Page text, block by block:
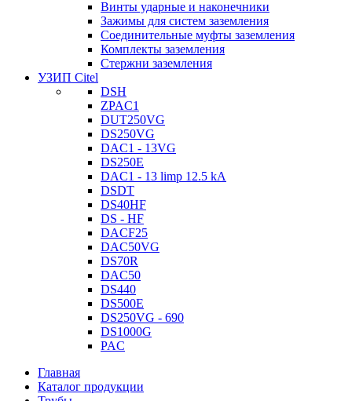
Винты ударные и наконечники
Зажимы для систем заземления
Соединительные муфты заземления
Комплекты заземления
Стержни заземления
УЗИП Citel
DSH
ZPAC1
DUT250VG
DS250VG
DAC1 - 13VG
DS250E
DAC1 - 13 limp 12.5 kA
DSDT
DS40HF
DS - HF
DACF25
DAC50VG
DS70R
DAC50
DS440
DS500E
DS250VG - 690
DS1000G
PAC
Главная
Каталог продукции